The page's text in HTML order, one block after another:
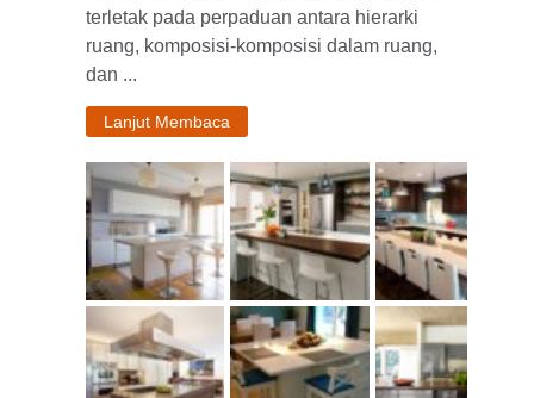
terletak pada perpaduan antara hierarki
ruang, komposisi-komposisi dalam ruang,
dan ...
Lanjut Membaca